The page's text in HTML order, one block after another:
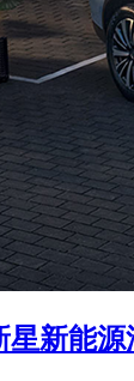
新能